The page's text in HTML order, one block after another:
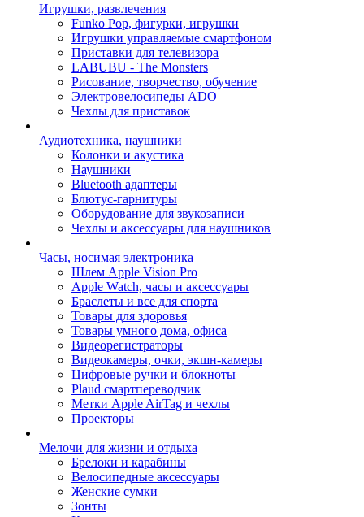
Игрушки, развлечения
Funko Pop, фигурки, игрушки
Игрушки управляемые смартфоном
Приставки для телевизора
LABUBU - The Monsters
Рисование, творчество, обучение
Электровелосипеды ADO
Чехлы для приставок
Аудиотехника, наушники
Колонки и акустика
Наушники
Bluetooth адаптеры
Блютус-гарнитуры
Оборудование для звукозаписи
Чехлы и аксессуары для наушников
Часы, носимая электроника
Шлем Apple Vision Pro
Apple Watch, часы и аксессуары
Браслеты и все для спорта
Товары для здоровья
Товары умного дома, офиса
Видеорегистраторы
Видеокамеры, очки, экшн-камеры
Цифровые ручки и блокноты
Plaud смартпереводчик
Метки Apple AirTag и чехлы
Проекторы
Мелочи для жизни и отдыха
Брелоки и карабины
Велосипедные аксессуары
Женские сумки
Зонты